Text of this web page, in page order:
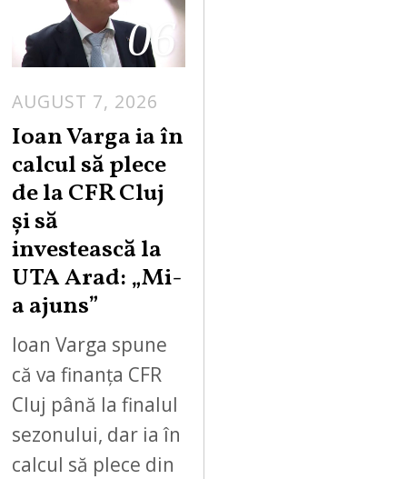
06
AUGUST 7, 2026
Ioan Varga ia în
calcul să plece
de la CFR Cluj
și să
investească la
UTA Arad: „Mi-
a ajuns”
Ioan Varga spune
că va finanța CFR
Cluj până la finalul
sezonului, dar ia în
calcul să plece din